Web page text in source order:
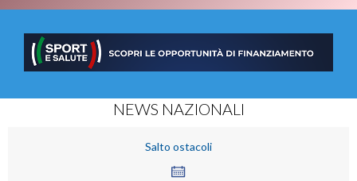
NEWS NAZIONALI
Salto ostacoli